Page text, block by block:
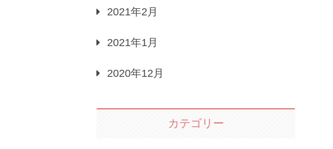
2021年2月
2021年1月
2020年12月
カテゴリー